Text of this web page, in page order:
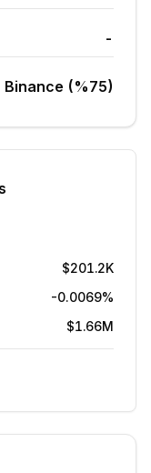
-
Binance (%75)
$201.2K
-0.0069%
$1.66M